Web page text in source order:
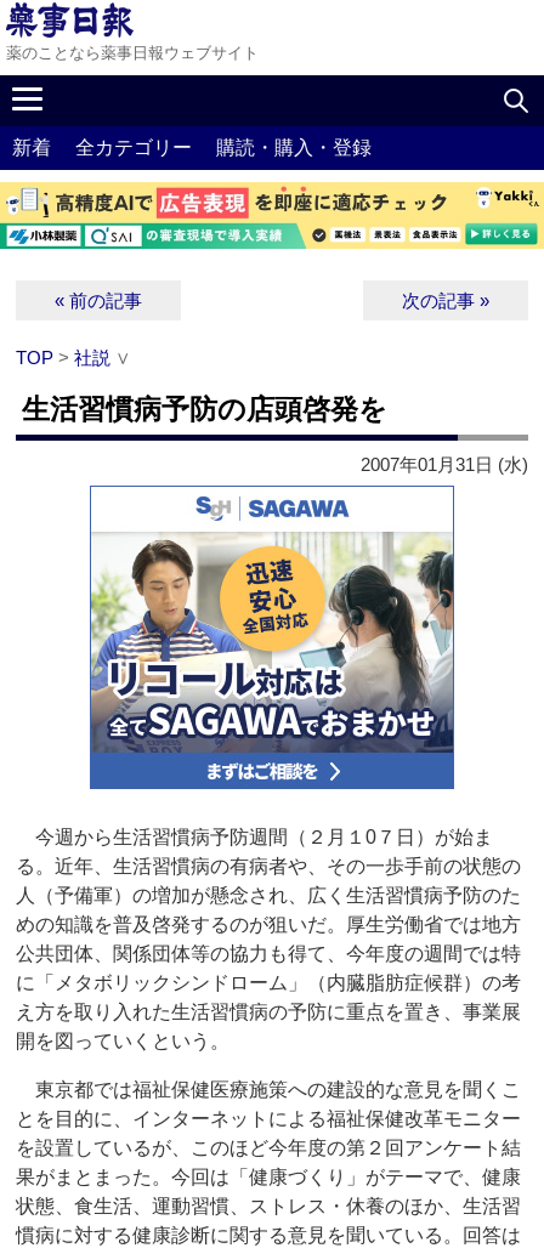
薬のことなら薬事日報ウェブサイト
新着 全カテゴリー 購読・購入・登録
« 前の記事 次の記事 »
TOP >社説 ∨
生活習慣病予防の店頭啓発を
2007年01月31日 (水)
今週から生活習慣病予防週間（２月１0７日）が始ま
る。近年、生活習慣病の有病者や、その一歩手前の状態の
人（予備軍）の増加が懸念され、広く生活習慣病予防のた
めの知識を普及啓発するのが狙いだ。厚生労働省では地方
公共団体、関係団体等の協力も得て、今年度の週間では特
に「メタボリックシンドローム」（内臓脂肪症候群）の考
え方を取り入れた生活習慣病の予防に重点を置き、事業展
開を図っていくという。
東京都では福祉保健医療施策への建設的な意見を聞くこ
とを目的に、インターネットによる福祉保健改革モニター
を設置しているが、このほど今年度の第２回アンケート結
果がまとまった。今回は「健康づくり」がテーマで、健康
状態、食生活、運動習慣、ストレス・休養のほか、生活習
慣病に対する健康診断に関する意見を聞いている。回答は